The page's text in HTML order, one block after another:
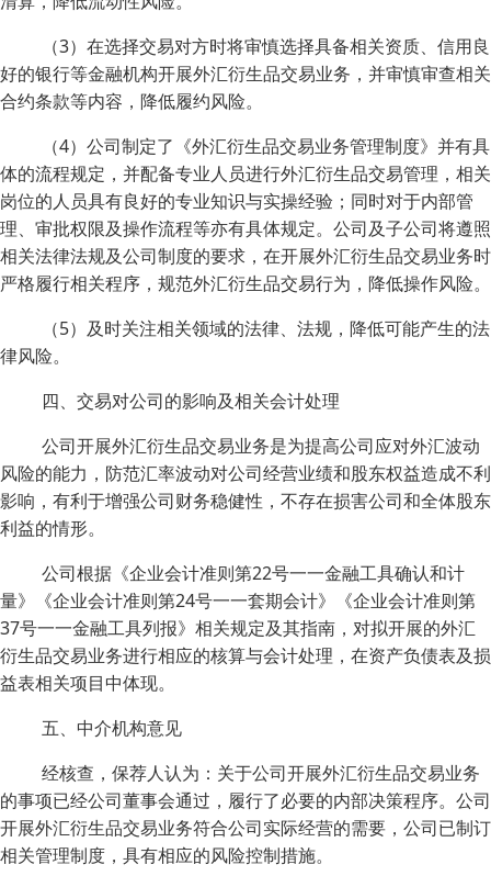
（3）在选择交易对方时将审慎选择具备相关资质、信用良
好的银行等金融机构开展外汇衍生品交易业务，并审慎审查相关
合约条款等内容，降低履约风险。
（4）公司制定了《外汇衍生品交易业务管理制度》并有具
体的流程规定，并配备专业人员进行外汇衍生品交易管理，相关
岗位的人员具有良好的专业知识与实操经验；同时对于内部管
理、审批权限及操作流程等亦有具体规定。公司及子公司将遵照
相关法律法规及公司制度的要求，在开展外汇衍生品交易业务时
严格履行相关程序，规范外汇衍生品交易行为，降低操作风险。
（5）及时关注相关领域的法律、法规，降低可能产生的法
律风险。
四、交易对公司的影响及相关会计处理
公司开展外汇衍生品交易业务是为提高公司应对外汇波动
风险的能力，防范汇率波动对公司经营业绩和股东权益造成不利
影响，有利于增强公司财务稳健性，不存在损害公司和全体股东
利益的情形。
公司根据《企业会计准则第22号一一金融工具确认和计
量》《企业会计准则第24号一一套期会计》《企业会计准则第
37号一一金融工具列报》相关规定及其指南，对拟开展的外汇
衍生品交易业务进行相应的核算与会计处理，在资产负债表及损
益表相关项目中体现。
五、中介机构意见
经核查，保荐人认为：关于公司开展外汇衍生品交易业务
的事项已经公司董事会通过，履行了必要的内部决策程序。公司
开展外汇衍生品交易业务符合公司实际经营的需要，公司已制订
相关管理制度，具有相应的风险控制措施。